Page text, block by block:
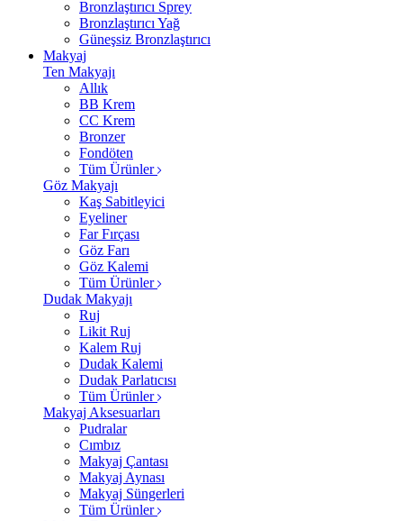
Bronzlaştırıcı Sprey
Bronzlaştırıcı Yağ
Güneşsiz Bronzlaştırıcı
Makyaj
Ten Makyajı
Allık
BB Krem
CC Krem
Bronzer
Fondöten
Tüm Ürünler
Göz Makyajı
Kaş Sabitleyici
Eyeliner
Far Fırçası
Göz Farı
Göz Kalemi
Tüm Ürünler
Dudak Makyajı
Ruj
Likit Ruj
Kalem Ruj
Dudak Kalemi
Dudak Parlatıcısı
Tüm Ürünler
Makyaj Aksesuarları
Pudralar
Cımbız
Makyaj Çantası
Makyaj Aynası
Makyaj Süngerleri
Tüm Ürünler